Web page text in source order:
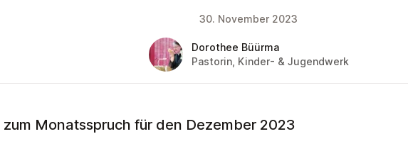
30. November 2023
Dorothee Büürma
Pastorin, Kinder- & Jugendwerk
Monatsspruch für den Dezember 2023